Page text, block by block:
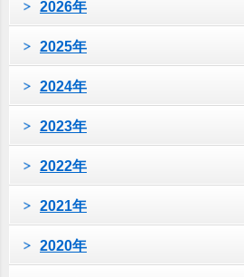
2026年
2025年
2024年
2023年
2022年
2021年
2020年